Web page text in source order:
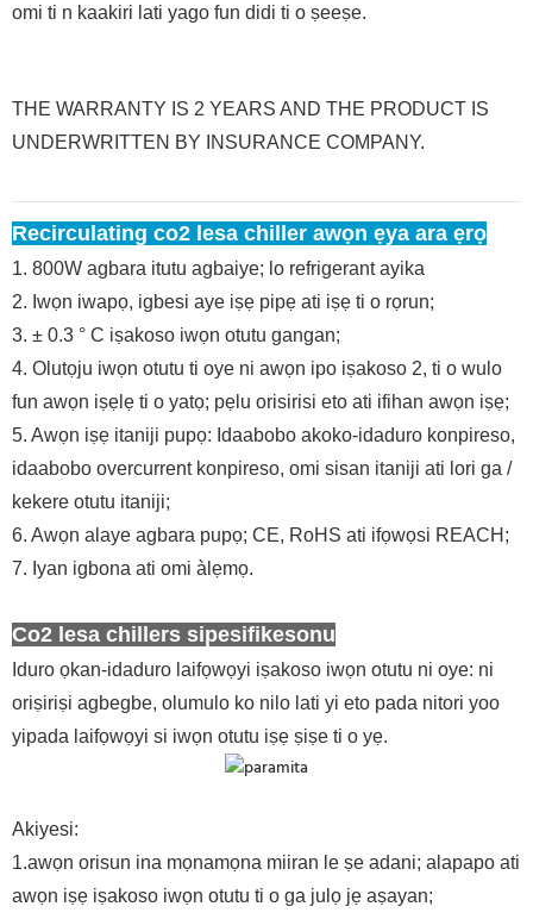
omi ti n kaakiri lati yago fun didi ti o ṣeeṣe.
THE WARRANTY IS 2 YEARS AND THE PRODUCT IS
UNDERWRITTEN BY INSURANCE COMPANY.
Recirculating co2 lesa chiller awọn ẹya ara ẹrọ
1. 800W agbara itutu agbaiye; lo refrigerant ayika
2. Iwọn iwapọ, igbesi aye iṣẹ pipẹ ati iṣẹ ti o rọrun;
3. ± 0.3 ° C iṣakoso iwọn otutu gangan;
4. Olutọju iwọn otutu ti oye ni awọn ipo iṣakoso 2, ti o wulo
fun awọn iṣẹlẹ ti o yatọ; pẹlu orisirisi eto ati ifihan awọn iṣẹ;
5. Awọn iṣẹ itaniji pupọ: Idaabobo akoko-idaduro konpireso,
idaabobo overcurrent konpireso, omi sisan itaniji ati lori ga /
kekere otutu itaniji;
6. Awọn alaye agbara pupọ; CE, RoHS ati ifọwọsi REACH;
7. Iyan igbona ati omi àlẹmọ.
Co2 lesa chillers sipesifikesonu
Iduro ọkan-idaduro laifọwọyi iṣakoso iwọn otutu ni oye: ni
oriṣiriṣi agbegbe, olumulo ko nilo lati yi eto pada nitori yoo
yipada laifọwọyi si iwọn otutu iṣẹ ṣiṣe ti o yẹ.
Akiyesi:
1.awọn orisun ina mọnamọna miiran le ṣe adani; alapapo ati
awọn iṣẹ iṣakoso iwọn otutu ti o ga julọ jẹ aṣayan;